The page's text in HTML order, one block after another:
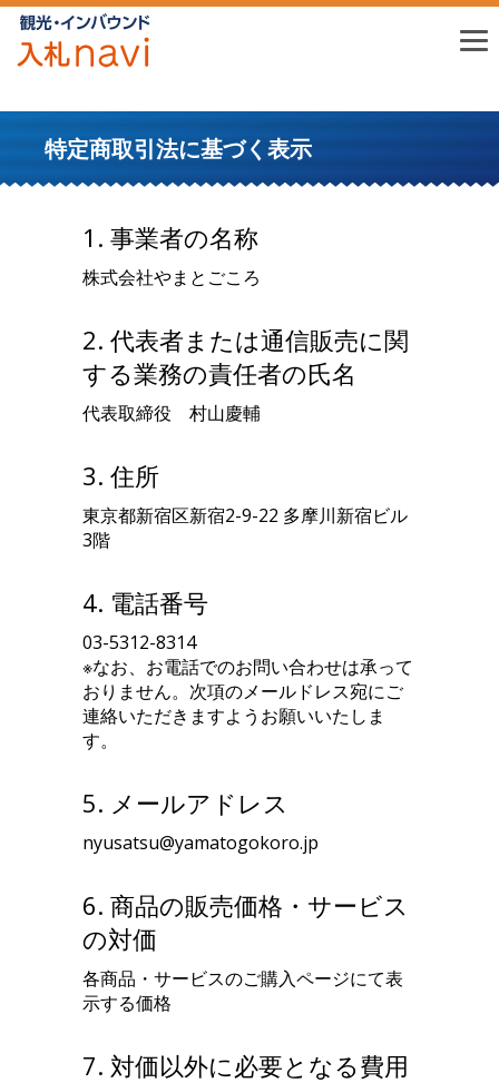
特定商取引法に基づく表示
1. 事業者の名称
株式会社やまとごころ
2. 代表者または通信販売に関
する業務の責任者の氏名
代表取締役 村山慶輔
3. 住所
東京都新宿区新宿2-9-22 多摩川新宿ビル
3階
4. 電話番号
03-5312-8314
※なお、お電話でのお問い合わせは承って
おりません。次項のメールドレス宛にご
連絡いただきますようお願いいたしま
す。
5. メールアドレス
nyusatsu@yamatogokoro.jp
6. 商品の販売価格・サービス
の対価
各商品・サービスのご購入ページにて表
示する価格
7. 対価以外に必要となる費用